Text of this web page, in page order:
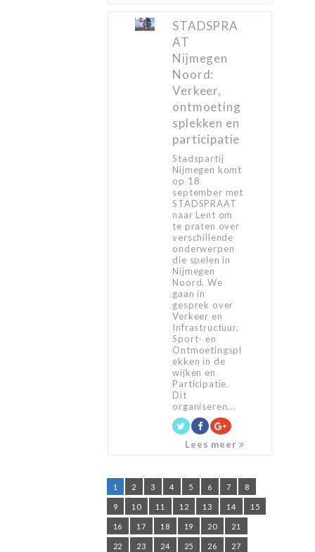
STADSPRA
AT
Nijmegen
Noord:
Verkeer,
ontmoeting
splekken en
participatie
Stadspartij
Nijmegen komt
op 18
september met
STADSPRAAT
naar Lent om
te praten over
verschillende
onderwerpen
die spelen in
Nijmegen
Noord. We
gaan in
gesprek over
Verkeer en
Infrastructuur,
Sport- en
Ontmoetingspl
ekken in de
wijken en
Participatie.
Dit
organiseren...
Lees meer
1 2 3 4 5 6 7 8
9 10 11 12 13 14 15
16 17 18 19 20 21
22 23 24 25 26 27